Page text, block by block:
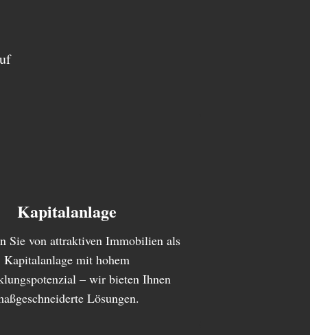
Kapitalanlage
Sie von attraktiven Immobilien als
Kapitalanlage mit hohem
– wir bieten Ihnen
Lösungen.